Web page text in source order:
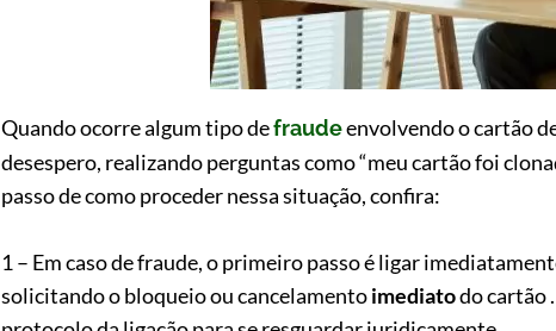
Quando ocorre algum tipo defraudeenvolvendo o cartão
desespero, realizando perguntas como “meu cartão foi
passo de como proceder nessa situação, confira:
1 – Em caso de fraude, o primeiro passo é ligar
solicitando o bloqueio ou cancelamentoimediatodo cartão